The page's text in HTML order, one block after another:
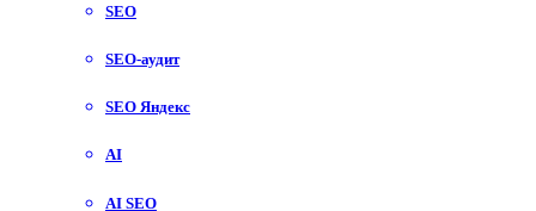
SEO
SEO-аудит
SEO Яндекс
AI
AI SEO